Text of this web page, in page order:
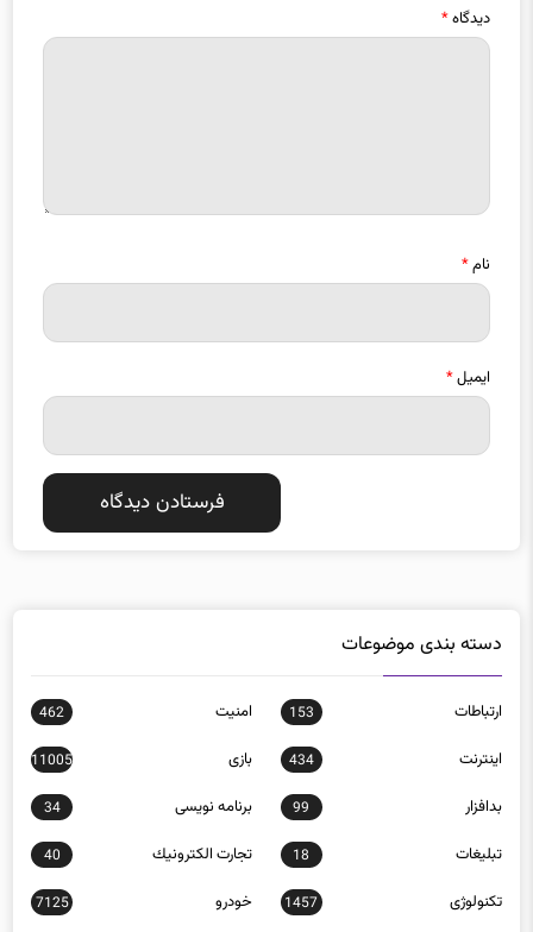
دیدگاه*
نام*
ایمیل*
دسته بندی موضوعات
ارتباطات 153 امنيت 462
اينترنت 434 بازی 11005
بدافزار 99 برنامه نويسی 34
تبلیغات 18 تجارت الكترونيك 40
تکنولوژی 1457 خودرو 7125